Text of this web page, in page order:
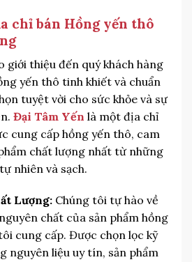
chỉ bán Hồng yến thô
giới thiệu đến quý khách hàng
yến thô tinh khiết và chuẩn
tuyệt vời cho sức khỏe và sự
Đại Tâm Yến là một địa chỉ
cung cấp hồng yến thô, cam
chất lượng nhất từ những
nhiên và sạch.
Lượng: Chúng tôi tự hào về
chất của sản phẩm hồng
cung cấp. Được chọn lọc kỹ
nguyên liệu uy tín, sản phẩm